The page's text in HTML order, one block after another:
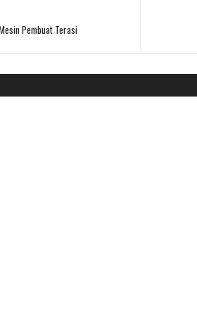
Pembuat Terasi